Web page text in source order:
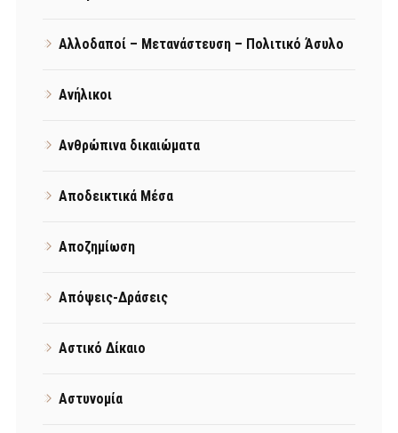
Αλλοδαποί – Μετανάστευση – Πολιτικό Άσυλο
Ανήλικοι
Ανθρώπινα δικαιώματα
Αποδεικτικά Μέσα
Αποζημίωση
Απόψεις-Δράσεις
Αστικό Δίκαιο
Αστυνομία